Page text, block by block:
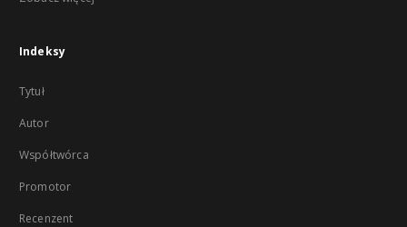
Indeksy
Tytuł
Autor
Współtwórca
Promotor
Recenzent